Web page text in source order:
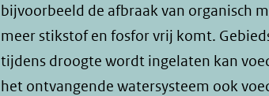
bijvoorbeeld de afbraak van organisch
meer stikstof en fosfor vrij komt.
tijdens droogte wordt ingelaten kan
het ontvangende watersysteem ook